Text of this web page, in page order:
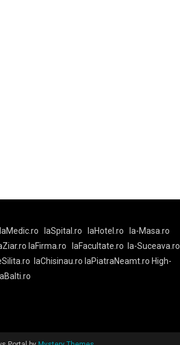
laMedic.ro laSpital.ro laHotel.ro
la-Masa.ro
laFirma.ro laFacultate.ro
la-Suceava.ro
laChisinau.ro laPiatraNeamt.ro High-
laBalti.ro